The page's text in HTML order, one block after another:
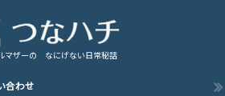
マザーの なにげない日常秘話
合わせ